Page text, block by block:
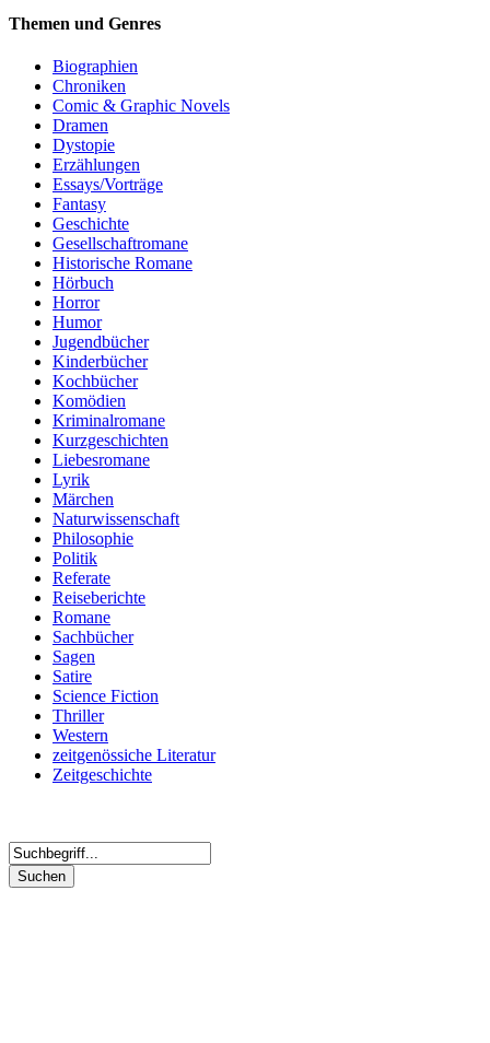
Themen und Genres
Biographien
Chroniken
Comic & Graphic Novels
Dramen
Dystopie
Erzählungen
Essays/Vorträge
Fantasy
Geschichte
Gesellschaftromane
Historische Romane
Hörbuch
Horror
Humor
Jugendbücher
Kinderbücher
Kochbücher
Komödien
Kriminalromane
Kurzgeschichten
Liebesromane
Lyrik
Märchen
Naturwissenschaft
Philosophie
Politik
Referate
Reiseberichte
Romane
Sachbücher
Sagen
Satire
Science Fiction
Thriller
Western
zeitgenössiche Literatur
Zeitgeschichte